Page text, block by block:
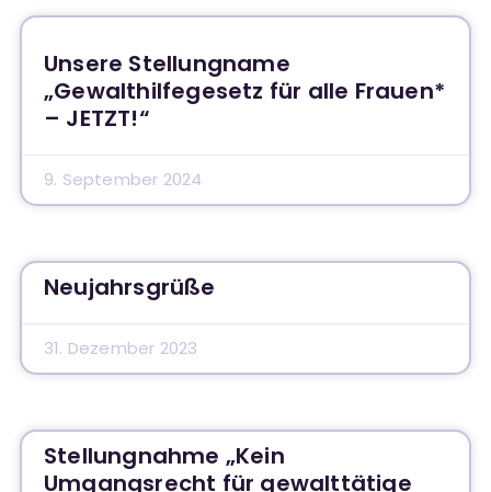
Unsere Stellungname
„Gewalthilfegesetz für alle Frauen*
– JETZT!“
9. September 2024
Neujahrsgrüße
31. Dezember 2023
Stellungnahme „Kein
Umgangsrecht für gewalttätige